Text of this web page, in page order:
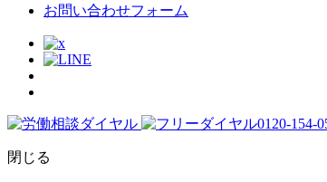
お問い合わせフォーム
閉じる